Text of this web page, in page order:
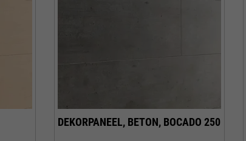
DEKORPANEEL, BETON, BOCADO 250